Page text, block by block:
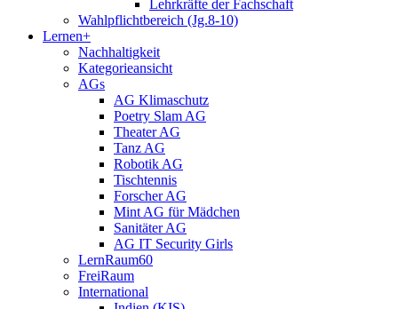
Lehrkräfte der Fachschaft
Wahlpflichtbereich (Jg.8-10)
Lernen+
Nachhaltigkeit
Kategorieansicht
AGs
AG Klimaschutz
Poetry Slam AG
Theater AG
Tanz AG
Robotik AG
Tischtennis
Forscher AG
Mint AG für Mädchen
Sanitäter AG
AG IT Security Girls
LernRaum60
FreiRaum
International